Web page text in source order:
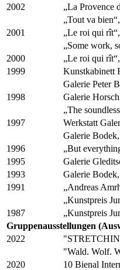
2002
„La Provence
„Tout va
2001
„Le roi qui
„Some work,
2000
„Le roi qui
1999
Kunstkabinett
Galerie Peter
1998
Galerie
„The
1997
Werkstatt
Galerie
1996
„But
1995
Galerie
1993
Galerie
1991
„Andreas
„Kunstpreis
1987
„Kunstpreis
Gruppenausstellungen
2022
"Wald. Wolf.
2020
10 Bienal